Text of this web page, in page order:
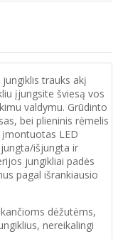
trauks akį
įjungsite šviesą vos
valdymu. Grūdinto
bei plieninis rėmelis
įmontuotas LED
išjungta ir
jungikliai padės
pagal išrankiausio
dėžutėms,
nereikalingi